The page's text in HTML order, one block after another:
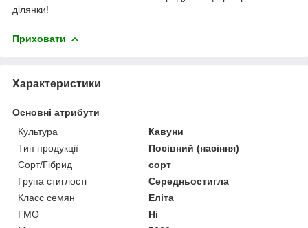
ділянки!
Приховати
Характеристики
Основні атрибути
Культура
Кавуни
Тип продукції
Посівний (насіння)
Сорт/Гібрид
сорт
Група стиглості
Середньостигла
Класс семян
Еліта
ГМО
Ні